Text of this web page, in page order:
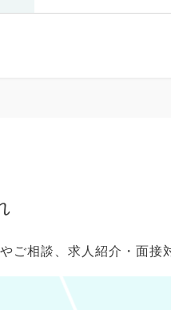
ご相談、求人紹介・面